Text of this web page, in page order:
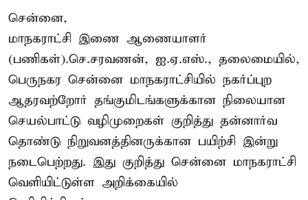
சென்னை,
மாநகராட்சி இணை ஆணையாளர்
(பணிகள்).செ.சரவணன், ஐ.ஏ.எஸ்., தலைமையில்,
பெருநகர சென்னை மாநகராட்சியில் நகர்ப்புற
ஆதரவற்றோர் தங்குமிடங்களுக்கான நிலையான
செயல்பாட்டு வழிமுறைகள் குறித்து தன்னார்வ
தொண்டு நிறுவனத்தினருக்கான பயிற்சி இன்று
நடைபெற்றது. இது குறித்து சென்னை மாநகராட்சி
வெளியிட்டுள்ள அறிக்கையில்